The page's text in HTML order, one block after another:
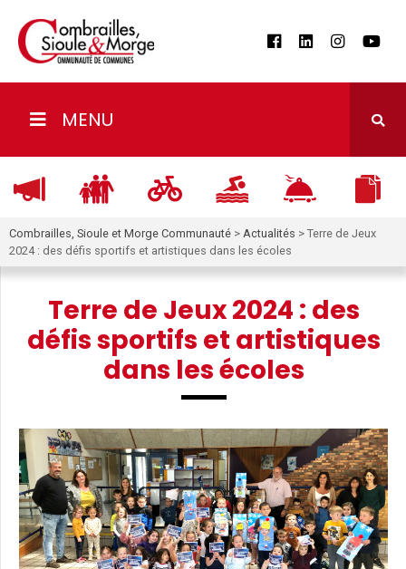
MENU
Combrailles, Sioule et Morge Communauté > Actualités > Terre de Jeux
2024 : des défis sportifs et artistiques dans les écoles
Terre de Jeux 2024 : des
défis sportifs et artistiques
dans les écoles